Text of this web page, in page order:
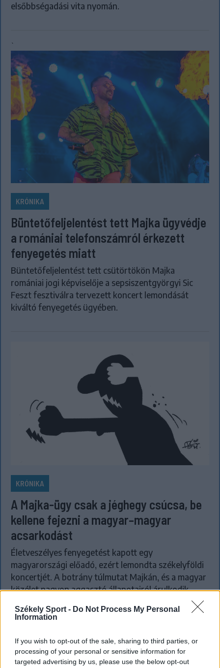
Székely Sport - Do Not Process My Personal
Information
If you wish to opt-out of the sale, sharing to third parties, or
processing of your personal or sensitive information for
targeted advertising by us, please use the below opt-out
elsőbbségadási vita nyomán.
`
KRÓNIKA
Büntetőfeljelentést tett Majka ügyvédje
a romániai telefonszámról érkezett
fenyegetés miatt
Büntetőfeljelentést tett csütörtökön Majka
romániai jogi képviselője a sepsiszentgyörgyi Sic
Feszt fesztiválra tervezett koncert lemondását
kiváltó fenyegetés ügyében.
KRÓNIKA
A Majka-ügy csak a jéghegy csúcsa, be
kellene fejezni a magyar–magyar
acsarkodást
Életveszélyes fenyegetést kapott egy
magyarországi előadó, ezért lemondta székelyföldi
koncertjét. A botrány túlmutat Majkán, és a magyar
közélet nagyon aggasztó állapotairól árulkodik.